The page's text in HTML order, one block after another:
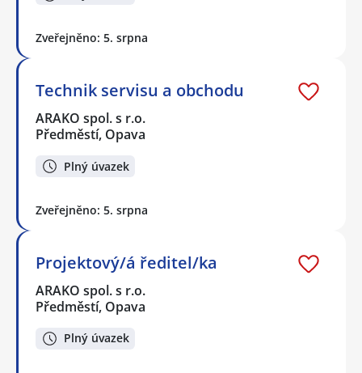
Zveřejněno: 5. srpna
Technik servisu a obchodu
ARAKO spol. s r.o.
Předměstí, Opava
Plný úvazek
Zveřejněno: 5. srpna
Projektový/á ředitel/ka
ARAKO spol. s r.o.
Předměstí, Opava
Plný úvazek